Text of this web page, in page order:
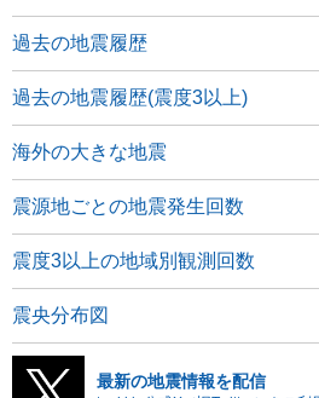
過去の地震履歴
過去の地震履歴(震度3以上)
海外の大きな地震
震源地ごとの地震発生回数
震度3以上の地域別観測回数
震央分布図
最新の地震情報を配信